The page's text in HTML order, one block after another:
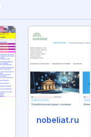
nobeliat.ru